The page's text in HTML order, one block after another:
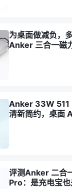
为桌面做减负，
Anker 三合一磁
Anker 33W 511
清新简约，桌面
评测Anker 二合
Pro：是充电宝